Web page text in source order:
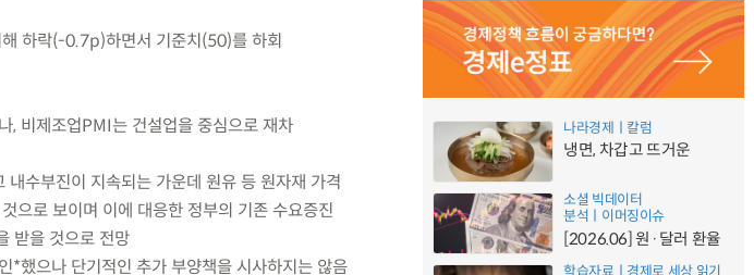
하락(-0.7p)하면서 기준치(50)를 하회
, 비제조업PMI는 건설업을 중심으로 재차
수부진이 지속되는 가운데 원유 등 원자재 가격
으로 보이며 이에 대응한 정부의 기존 수요증진
받을 것으로 전망
*했으나 단기적인 추가 부양책을 시사하지는 않음
나라경제ㅣ칼럼
냉면, 차갑고 뜨거운
소셜 빅데이터
분석ㅣ이머징이슈
[2026.06] 원·달러 환율